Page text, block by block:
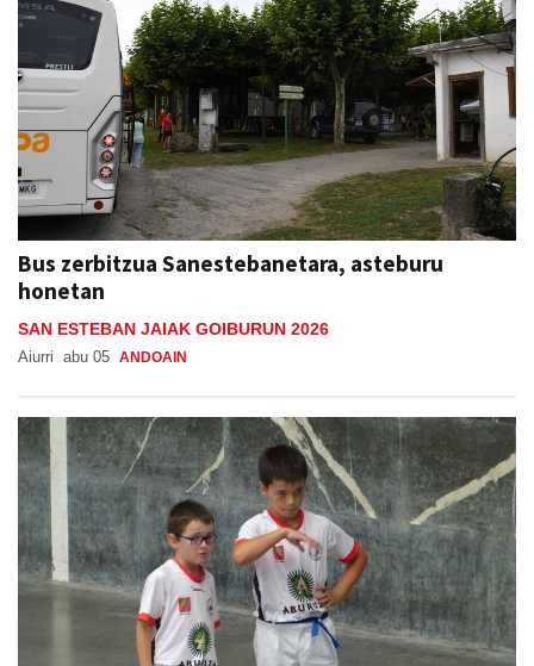
Bus zerbitzua Sanestebanetara, asteburu
honetan
SAN ESTEBAN JAIAK GOIBURUN 2026
Aiurri abu 05 ANDOAIN